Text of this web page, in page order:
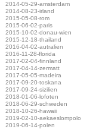
2014-05-29-amsterdam
2014-08-23-irland
2015-05-08-rom
2015-06-02-paris
2015-10-02-donau-wien
2015-12-18-thailand
2016-04-02-autralien
2016-11-28-florida
2017-02-04-finnland
2017-04-14-zermatt
2017-05-05-madeira
2017-09-20-toskana
2017-09-24-sizilien
2018-01-06-lofoten
2018-06-29-schweden
2018-10-26-hawaii
2019-02-10-aekaeslompolo
2019-06-14-polen